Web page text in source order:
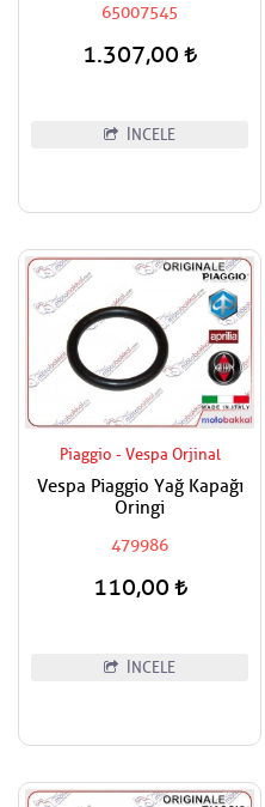
Maşa Rulman Set Alt - Furş
65007545
1.307,00
İNCELE
Piaggio - Vespa Orjinal
Vespa Piaggio Yağ Kapağı
Oringi
479986
110,00
İNCELE